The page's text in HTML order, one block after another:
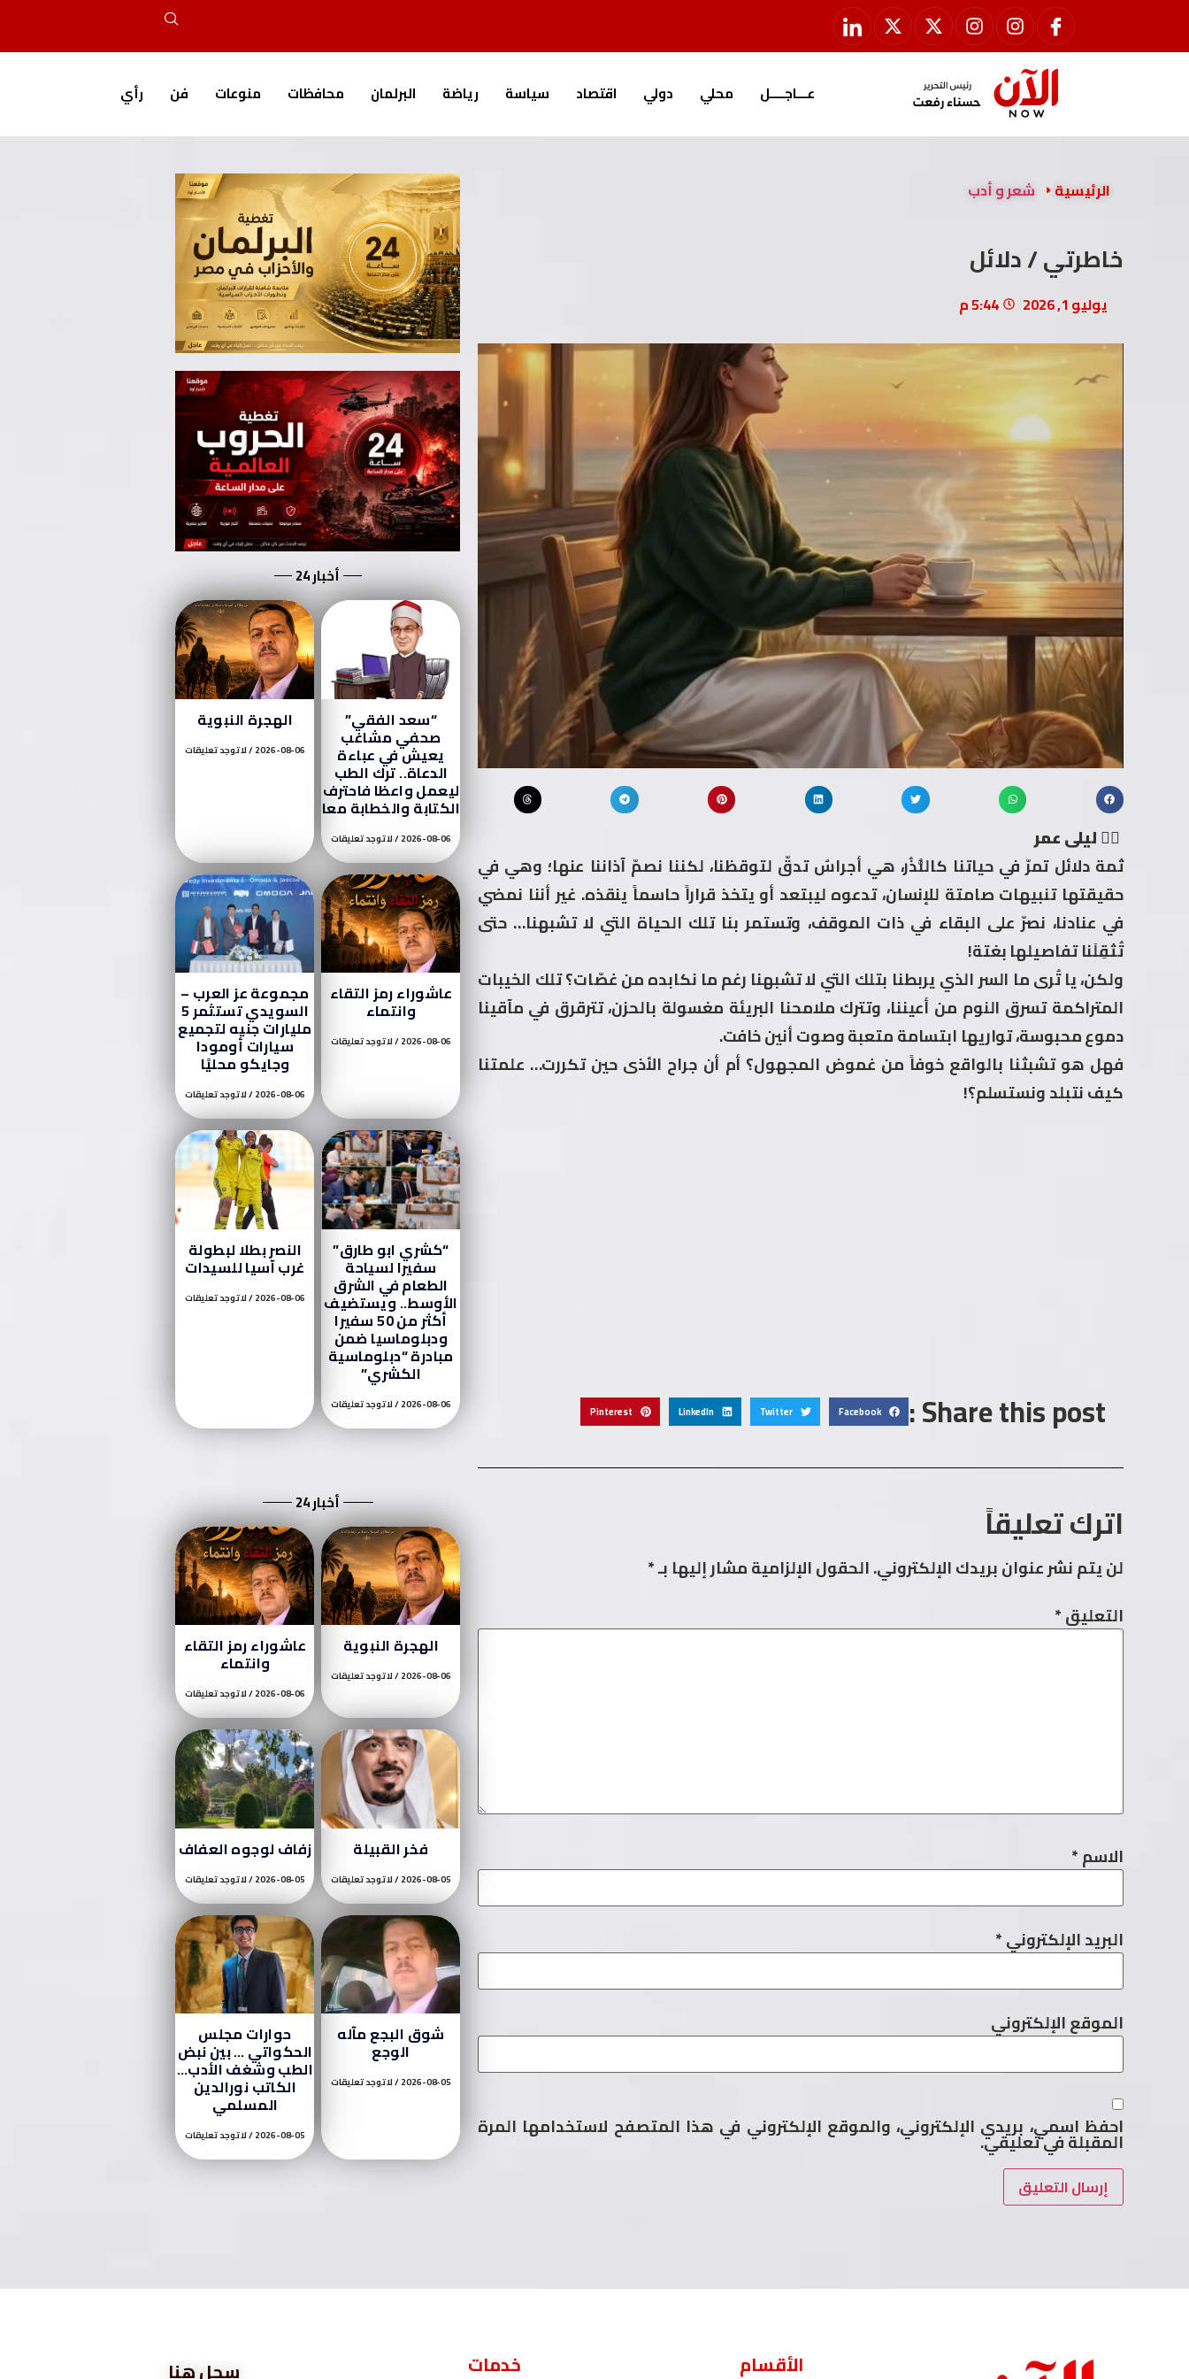
عـــاجــــل محلي دولي اقتصاد سياسة رياضة البرلمان محافظات منوعات فن رأي
الرئيسية شعر و أدب
خاطرتي / دلائل
يوليو 1, 2026 5:44 م
✍🏻 ليلى عمر
ثمة دلائل تمرّ في حياتنا كالنُّذُر، هي أجراسٌ تدقّ لتوقظنا، لكننا نصمّ آذاننا عنها؛ وهي في
حقيقتها تنبيهات صامتة للإنسان، تدعوه ليبتعد أو يتخذ قراراً حاسماً ينقذه. غير أننا نمضي
في عنادنا، نصرّ على البقاء في ذات الموقف، وتستمر بنا تلك الحياة التي لا تشبهنا… حتى
تُثقِلَنا تفاصيلها بغتة!
ولكن، يا تُرى ما السر الذي يربطنا بتلك التي لا تشبهنا رغم ما نكابده من غصّات؟ تلك الخيبات
المتراكمة تسرق النوم من أعيننا، وتترك ملامحنا البريئة مغسولة بالحزن، تترقرق في مآقينا
دموع محبوسة، تواريها ابتسامة متعبة وصوت أنين خافت.
فهل هو تشبثنا بالواقع خوفاً من غموض المجهول؟ أم أن جراح الأذى حين تكررت… علمتنا
كيف نتبلد ونستسلم؟!
Share this post :
Facebook
Twitter
LinkedIn
Pinterest
اترك تعليقاً
لن يتم نشر عنوان بريدك الإلكتروني.الحقول الإلزامية مشار إليها بـ*
التعليق*
الاسم*
البريد الإلكتروني*
الموقع الإلكتروني
احفظ اسمي، بريدي الإلكتروني، والموقع الإلكتروني في هذا المتصفح لاستخدامها المرة
المقبلة في تعليقي.
أخبار 24
“سعد الفقي”
صحفي مشاغب
يعيش في عباءة
الدعاة.. ترك الطب
ليعمل واعظا فاحترف
الكتابة والخطابة معا
2026-08-06 لا توجد تعليقات
الهجرة النبوية
2026-08-06 لا توجد تعليقات
عاشوراء رمز التقاء
وانتماء
2026-08-06 لا توجد تعليقات
مجموعة عز العرب –
السويدي تستثمر 5
مليارات جنيه لتجميع
سيارات أومودا
وجايكو محليًا
2026-08-06 لا توجد تعليقات
“كشري ابو طارق”
سفيرا لسياحة
الطعام في الشرق
الأوسط.. ويستضيف
أكثر من 50 سفيرا
ودبلوماسيا ضمن
مبادرة “دبلوماسية
الكشري”
2026-08-06 لا توجد تعليقات
النصر بطلا لبطولة
غرب آسيا للسيدات
2026-08-06 لا توجد تعليقات
أخبار 24
الهجرة النبوية
2026-08-06 لا توجد تعليقات
عاشوراء رمز التقاء
وانتماء
2026-08-06 لا توجد تعليقات
فخر القبيلة
2026-08-05 لا توجد تعليقات
زفاف لوجوه العفاف
2026-08-05 لا توجد تعليقات
شوق البجع مآله
الوجع
2026-08-05 لا توجد تعليقات
حوارات مجلس
الحكواتي … بين نبض
الطب وشغف الأدب…
الكاتب نورالدين
المسلمي
2026-08-05 لا توجد تعليقات
الأقسام خدمات سجل هنا